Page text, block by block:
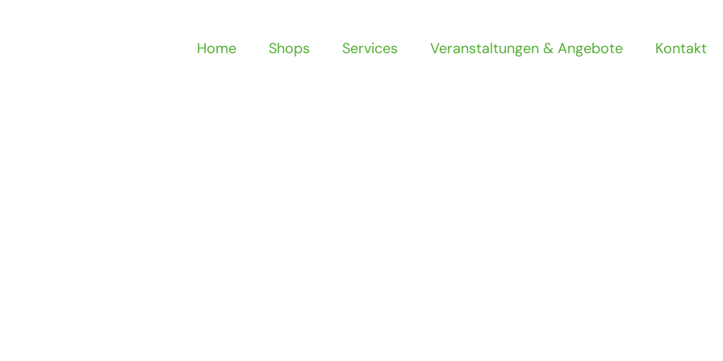
Home Shops Services Veranstaltungen & Angebote Kontakt